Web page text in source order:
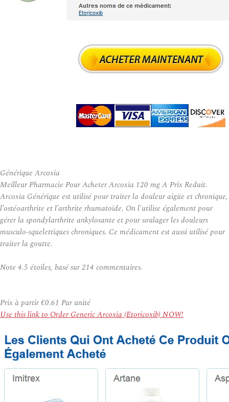
Générique Arcoxia
Meilleur Pharmacie Pour Acheter Arcoxia 120 mg A Prix Reduit.
Arcoxia Générique est utilisé pour traiter la douleur aigüe et chronique,
l’ostéoarthrite et l’arthrite rhumatoïde. On l’utilise également pour
gérer la spondylarthrite ankylosante et pour soulager les douleurs
musculo-squelettiques chroniques. Ce médicament est aussi utilisé pour
traiter la goutte.
Note 4.5 étoiles, basé sur214 commentaires.
Prix à partir€0.61 Par unité
Use this link to Order Generic Arcoxia (Etoricoxib) NOW!